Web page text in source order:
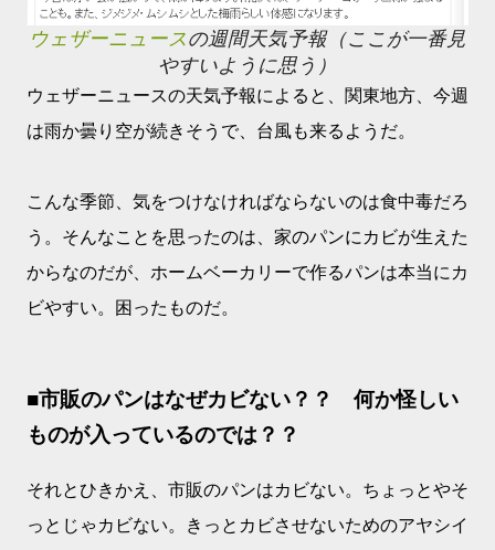
ウェザーニュースの週間天気予報（ここが一番見
やすいように思う）
ウェザーニュースの天気予報によると、関東地方、今週
は雨か曇り空が続きそうで、台風も来るようだ。
こんな季節、気をつけなければならないのは食中毒だろ
う。そんなことを思ったのは、家のパンにカビが生えた
からなのだが、ホームベーカリーで作るパンは本当にカ
ビやすい。困ったものだ。
■市販のパンはなぜカビない？？ 何か怪しい
ものが入っているのでは？？
それとひきかえ、市販のパンはカビない。ちょっとやそ
っとじゃカビない。きっとカビさせないためのアヤシイ